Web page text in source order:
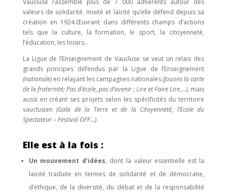
valeurs de solidarité, mixité et laïcité qu’elle défend depuis sa
création en 1924.Œuvrant dans différents champs d’actions
tels que la culture, la formation, le sport, la citoyenneté,
l’éducation, les loisirs…
La Ligue de l’Enseignement de Vaucluse se veut un relais des
grands principes défendus par la Ligue de l’Enseignement
(nationale)en relayant les campagnes nationales(Jouons la carte
de la fraternité; Pas d’école, pas d’avenir ; Lire et Faire Lire,…), mais
aussi en créant ses projets selon les spécificités du territoire
vauclusien(Gala de la Terre et de la Citoyenneté, l’Ecole du
Spectateur – Festival OFF…).
Elle est à la fois :
Un mouvement d’idées, dont la valeur essentielle est la
laïcité traduite en termes de solidarité et de démocratie,
d’éthique, de la diversité, du débat et de la responsabilité